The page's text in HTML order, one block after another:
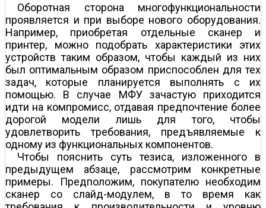
Оборотная сторона многофункциональности
проявляется и при выборе нового оборудования.
Например, приобретая отдельные сканер и
принтер, можно подобрать характеристики этих
устройств таким образом, чтобы каждый из них
был оптимальным образом приспособлен для тех
задач, которые планируется выполнять с их
помощью. В случае МФУ зачастую приходится
идти на компромисс, отдавая предпочтение более
дорогой модели лишь для того, чтобы
удовлетворить требования, предъявляемые к
одному из функциональных компонентов.
Чтобы пояснить суть тезиса, изложенного в
предыдущем абзаце, рассмотрим конкретные
примеры. Предположим, покупателю необходим
сканер со слайд-модулем, в то время как